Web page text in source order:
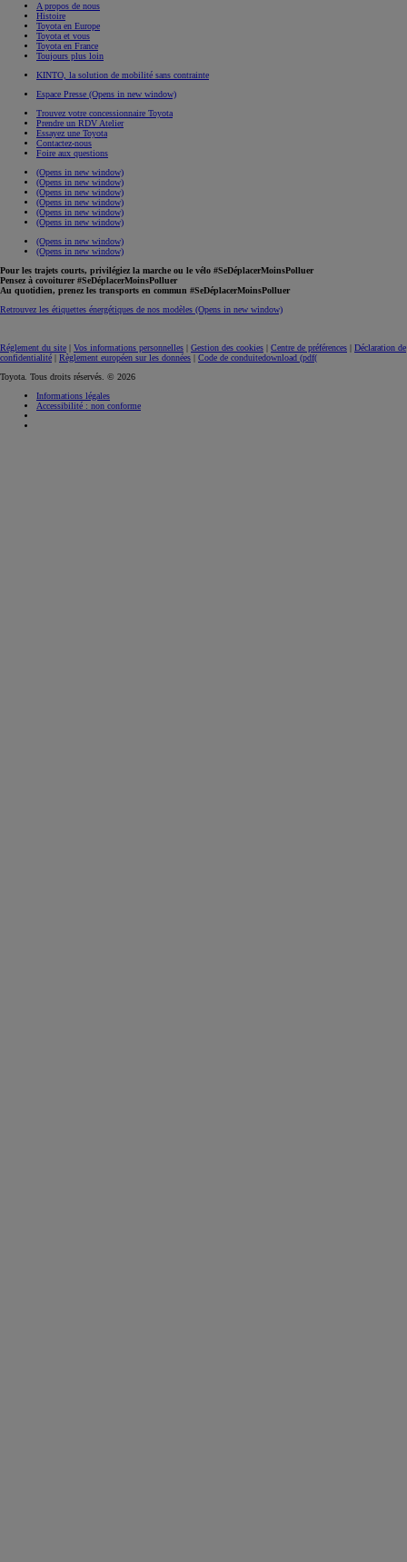
A propos de nous
Histoire
Toyota en Europe
Toyota et vous
Toyota en France
Toujours plus loin
KINTO, la solution de mobilité sans contrainte
Espace Presse (Opens in new window)
Trouvez votre concessionnaire Toyota
Prendre un RDV Atelier
Essayez une Toyota
Contactez-nous
Foire aux questions
(Opens in new window)
(Opens in new window)
(Opens in new window)
(Opens in new window)
(Opens in new window)
(Opens in new window)
(Opens in new window)
(Opens in new window)
Pour les trajets courts, privilégiez la marche ou le vélo #SeDéplacerMoinsPolluer
Pensez à covoiturer #SeDéplacerMoinsPolluer
Au quotidien, prenez les transports en commun #SeDéplacerMoinsPolluer
Retrouvez les étiquettes énergétiques de nos modèles (Opens in new window)
Réglement du site | Vos informations personnelles | Gestion des cookies | Centre de préférences | Déclaration de
confidentialité | Règlement européen sur les données | Code de conduitedownload (pdf(
Toyota. Tous droits réservés. © 2026
Informations légales
Accessibilité : non conforme